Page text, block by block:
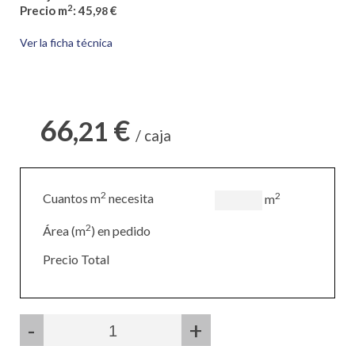
Precio m2: 45,98€
Ver la ficha técnica
66,21 € / caja
Cuantos m2 necesita m2
Área (m2) en pedido
Precio Total
- +